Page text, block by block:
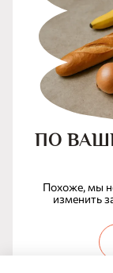
ПО
Похоже, мы
изменить